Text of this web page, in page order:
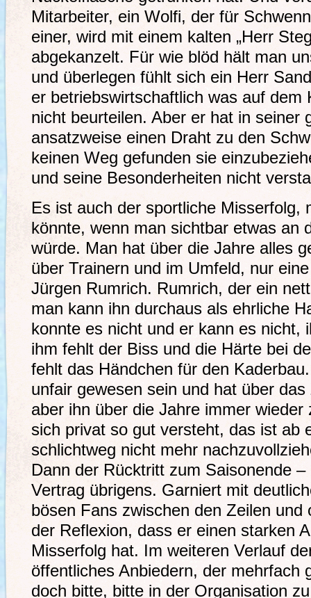
Mitarbeiter, ein Wolfi, der für
einer, wird mit einem kalten „Herr
abgekanzelt. Für wie blöd hält man
und überlegen fühlt sich ein Herr
er betriebswirtschaftlich was auf dem
nicht beurteilen. Aber er hat in seiner
ansatzweise einen Draht zu den
keinen Weg gefunden sie
und seine Besonderheiten nicht
Es ist auch der sportliche Misserfolg,
könnte, wenn man sichtbar etwas an
würde. Man hat über die Jahre alles
über Trainern und im Umfeld, nur
Jürgen Rumrich. Rumrich, der ein
man kann ihn durchaus als ehrliche
konnte es nicht und er kann es nicht,
ihm fehlt der Biss und die Härte bei
fehlt das Händchen für den
unfair gewesen sein und hat über
aber ihn über die Jahre immer
sich privat so gut versteht, das ist ab
schlichtweg nicht mehr
Dann der Rücktritt zum Saisonende
Vertrag übrigens. Garniert mit
bösen Fans zwischen den Zeilen und
der Reflexion, dass er einen starken
Misserfolg hat. Im weiteren Verlauf
öffentliches Anbiedern, der mehrfach
doch bitte, bitte in der Organisation